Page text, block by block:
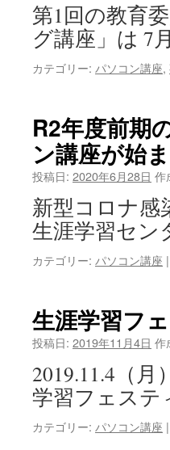
第1回の教育
グ講座」は 7
カテゴリー: パソコン講座,
R2年度前期
ン講座が始
投稿日: 2020年6月28日 作
新型コロナ感
生涯学習セ
カテゴリー: パソコン講座 |
生涯学習フ
投稿日: 2019年11月4日 作
2019.11.4（
学習フェス
カテゴリー: パソコン講座 |